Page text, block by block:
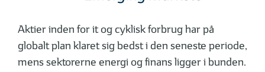
Aktier inden for it og cyklisk forbrug har på
globalt plan klaret sig bedst i den seneste periode,
mens sektorerne energi og finans ligger i bunden.